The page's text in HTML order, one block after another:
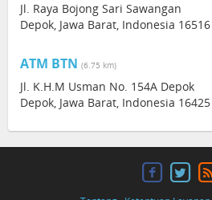
Jl. Raya Bojong Sari Sawangan
Depok, Jawa Barat, Indonesia 16516
ATM BTN (6.75 km)
Jl. K.H.M Usman No. 154A Depok
Depok, Jawa Barat, Indonesia 16425